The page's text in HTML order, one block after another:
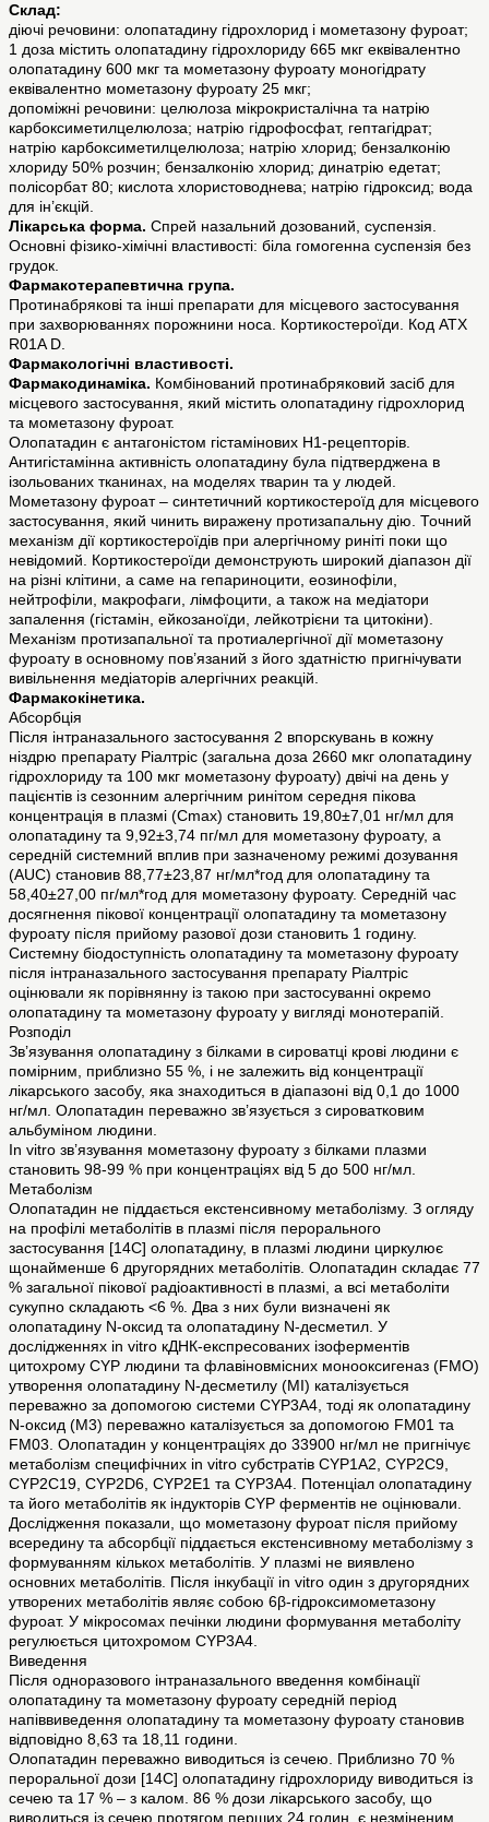
Склад:
діючі речовини: олопатадину гідрохлорид і мометазону фуроат;
1 доза містить олопатадину гідрохлориду 665 мкг еквівалентно
олопатадину 600 мкг та мометазону фуроату моногідрату
еквівалентно мометазону фуроату 25 мкг;
допоміжні речовини: целюлоза мікрокристалічна та натрію
карбоксиметилцелюлоза; натрію гідрофосфат, гептагідрат;
натрію карбоксиметилцелюлоза; натрію хлорид; бензалконію
хлориду 50% розчин; бензалконію хлорид; динатрію едетат;
полісорбат 80; кислота хлористоводнева; натрію гідроксид; вода
для ін’єкцій.
Лікарська форма. Спрей назальний дозований, суспензія.
Основні фізико-хімічні властивості: біла гомогенна суспензія без
грудок.
Фармакотерапевтична група.
Протинабрякові та інші препарати для місцевого застосування
при захворюваннях порожнини носа. Кортикостероїди. Код АТХ
R01A D.
Фармакологічні властивості.
Фармакодинаміка. Комбінований протинабряковий засіб для
місцевого застосування, який містить олопатадину гідрохлорид
та мометазону фуроат.
Олопатадин є антагоністом гістамінових H1-рецепторів.
Антигістамінна активність олопатадину була підтверджена в
ізольованих тканинах, на моделях тварин та у людей.
Мометазону фуроат – синтетичний кортикостероїд для місцевого
застосування, який чинить виражену протизапальну дію. Точний
механізм дії кортикостероїдів при алергічному риніті поки що
невідомий. Кортикостероїди демонструють широкий діапазон дії
на різні клітини, а саме на гепариноцити, еозинофіли,
нейтрофіли, макрофаги, лімфоцити, а також на медіатори
запалення (гістамін, ейкозаноїди, лейкотрієни та цитокіни).
Механізм протизапальної та протиалергічної дії мометазону
фуроату в основному пов’язаний з його здатністю пригнічувати
вивільнення медіаторів алергічних реакцій.
Фармакокінетика.
Абсорбція
Після інтраназального застосування 2 впорскувань в кожну
ніздрю препарату Ріалтріс (загальна доза 2660 мкг олопатадину
гідрохлориду та 100 мкг мометазону фуроату) двічі на день у
пацієнтів із сезонним алергічним ринітом середня пікова
концентрація в плазмі (Cmax) становить 19,80±7,01 нг/мл для
олопатадину та 9,92±3,74 пг/мл для мометазону фуроату, а
середній системний вплив при зазначеному режимі дозування
(AUC) становив 88,77±23,87 нг/мл*год для олопатадину та
58,40±27,00 пг/мл*год для мометазону фуроату. Середній час
досягнення пікової концентрації олопатадину та мометазону
фуроату після прийому разової дози становить 1 годину.
Системну біодоступність олопатадину та мометазону фуроату
після інтраназального застосування препарату Ріалтріс
оцінювали як порівнянну із такою при застосуванні окремо
олопатадину та мометазону фуроату у вигляді монотерапій.
Розподіл
Зв’язування олопатадину з білками в сироватці крові людини є
помірним, приблизно 55 %, і не залежить від концентрації
лікарського засобу, яка знаходиться в діапазоні від 0,1 до 1000
нг/мл. Олопатадин переважно зв’язується з сироватковим
альбуміном людини.
In vitro зв’язування мометазону фуроату з білками плазми
становить 98-99 % при концентраціях від 5 до 500 нг/мл.
Метаболізм
Олопатадин не піддається екстенсивному метаболізму. З огляду
на профілі метаболітів в плазмі після перорального
застосування [14С] олопатадину, в плазмі людини циркулює
щонайменше 6 другорядних метаболітів. Олопатадин складає 77
% загальної пікової радіоактивності в плазмі, а всі метаболіти
сукупно складають <6 %. Два з них були визначені як
олопатадину N-оксид та олопатадину N-десметил. У
дослідженнях in vitro кДНК-експресованих ізоферментів
цитохрому CYP людини та флавіновмісних монооксигеназ (FMO)
утворення олопатадину N-десметилу (MI) каталізується
переважно за допомогою системи CYP3A4, тоді як олопатадину
N-оксид (M3) переважно каталізується за допомогою FM01 та
FM03. Олопатадин у концентраціях до 33900 нг/мл не пригнічує
метаболізм специфічних in vitro субстратів CYP1A2, CYP2C9,
CYP2C19, CYP2D6, CYP2E1 та CYP3A4. Потенціал олопатадину
та його метаболітів як індукторів CYP ферментів не оцінювали.
Дослідження показали, що мометазону фуроат після прийому
всередину та абсорбції піддається екстенсивному метаболізму з
формуванням кількох метаболітів. У плазмі не виявлено
основних метаболітів. Після інкубації in vitro один з другорядних
утворених метаболітів являє собою 6β-гідроксимометазону
фуроат. У мікросомах печінки людини формування метаболіту
регулюється цитохромом CYP3A4.
Виведення
Після одноразового інтраназального введення комбінації
олопатадину та мометазону фуроату середній період
напіввиведення олопатадину та мометазону фуроату становив
відповідно 8,63 та 18,11 години.
Олопатадин переважно виводиться із сечею. Приблизно 70 %
пероральної дози [14С] олопатадину гідрохлориду виводиться із
сечею та 17 % – з калом. 86 % дози лікарського засобу, що
виводиться із сечею протягом перших 24 годин, є незміненим